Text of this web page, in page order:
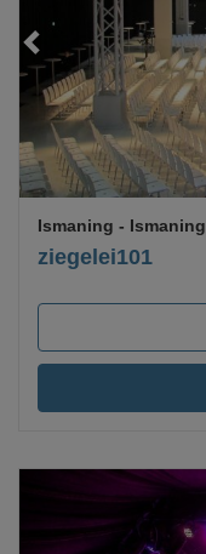
ziegelei101
Ismaning - Ismaning